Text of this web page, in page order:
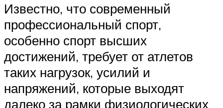
Известно, что современный
профессиональный спорт,
особенно спорт высших
достижений, требует от атлетов
таких нагрузок, усилий и
напряжений, которые выходят
далеко за рамки физиологических